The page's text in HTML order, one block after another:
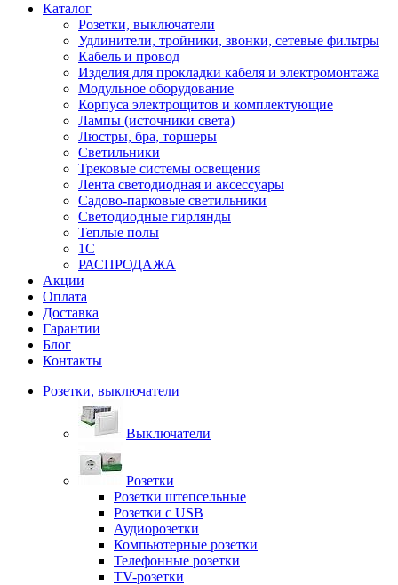
Каталог
Розетки, выключатели
Удлинители, тройники, звонки, сетевые фильтры
Кабель и провод
Изделия для прокладки кабеля и электромонтажа
Модульное оборудование
Корпуса электрощитов и комплектующие
Лампы (источники света)
Люстры, бра, торшеры
Светильники
Трековые системы освещения
Лента светодиодная и аксессуары
Садово-парковые светильники
Светодиодные гирлянды
Теплые полы
1С
РАСПРОДАЖА
Акции
Оплата
Доставка
Гарантии
Блог
Контакты
Розетки, выключатели
Выключатели
Розетки
Розетки штепсельные
Розетки с USB
Аудиорозетки
Компьютерные розетки
Телефонные розетки
TV-розетки